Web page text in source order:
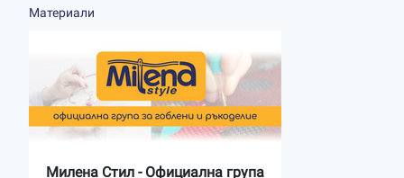
Материали
Милена Стил - Официална група